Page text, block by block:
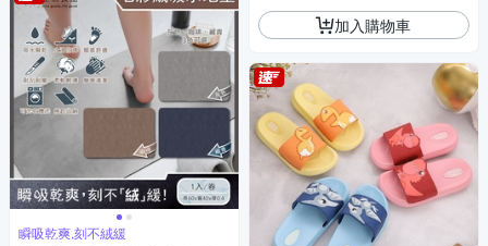
瞬吸乾爽,刻不絨緩
加入購物車